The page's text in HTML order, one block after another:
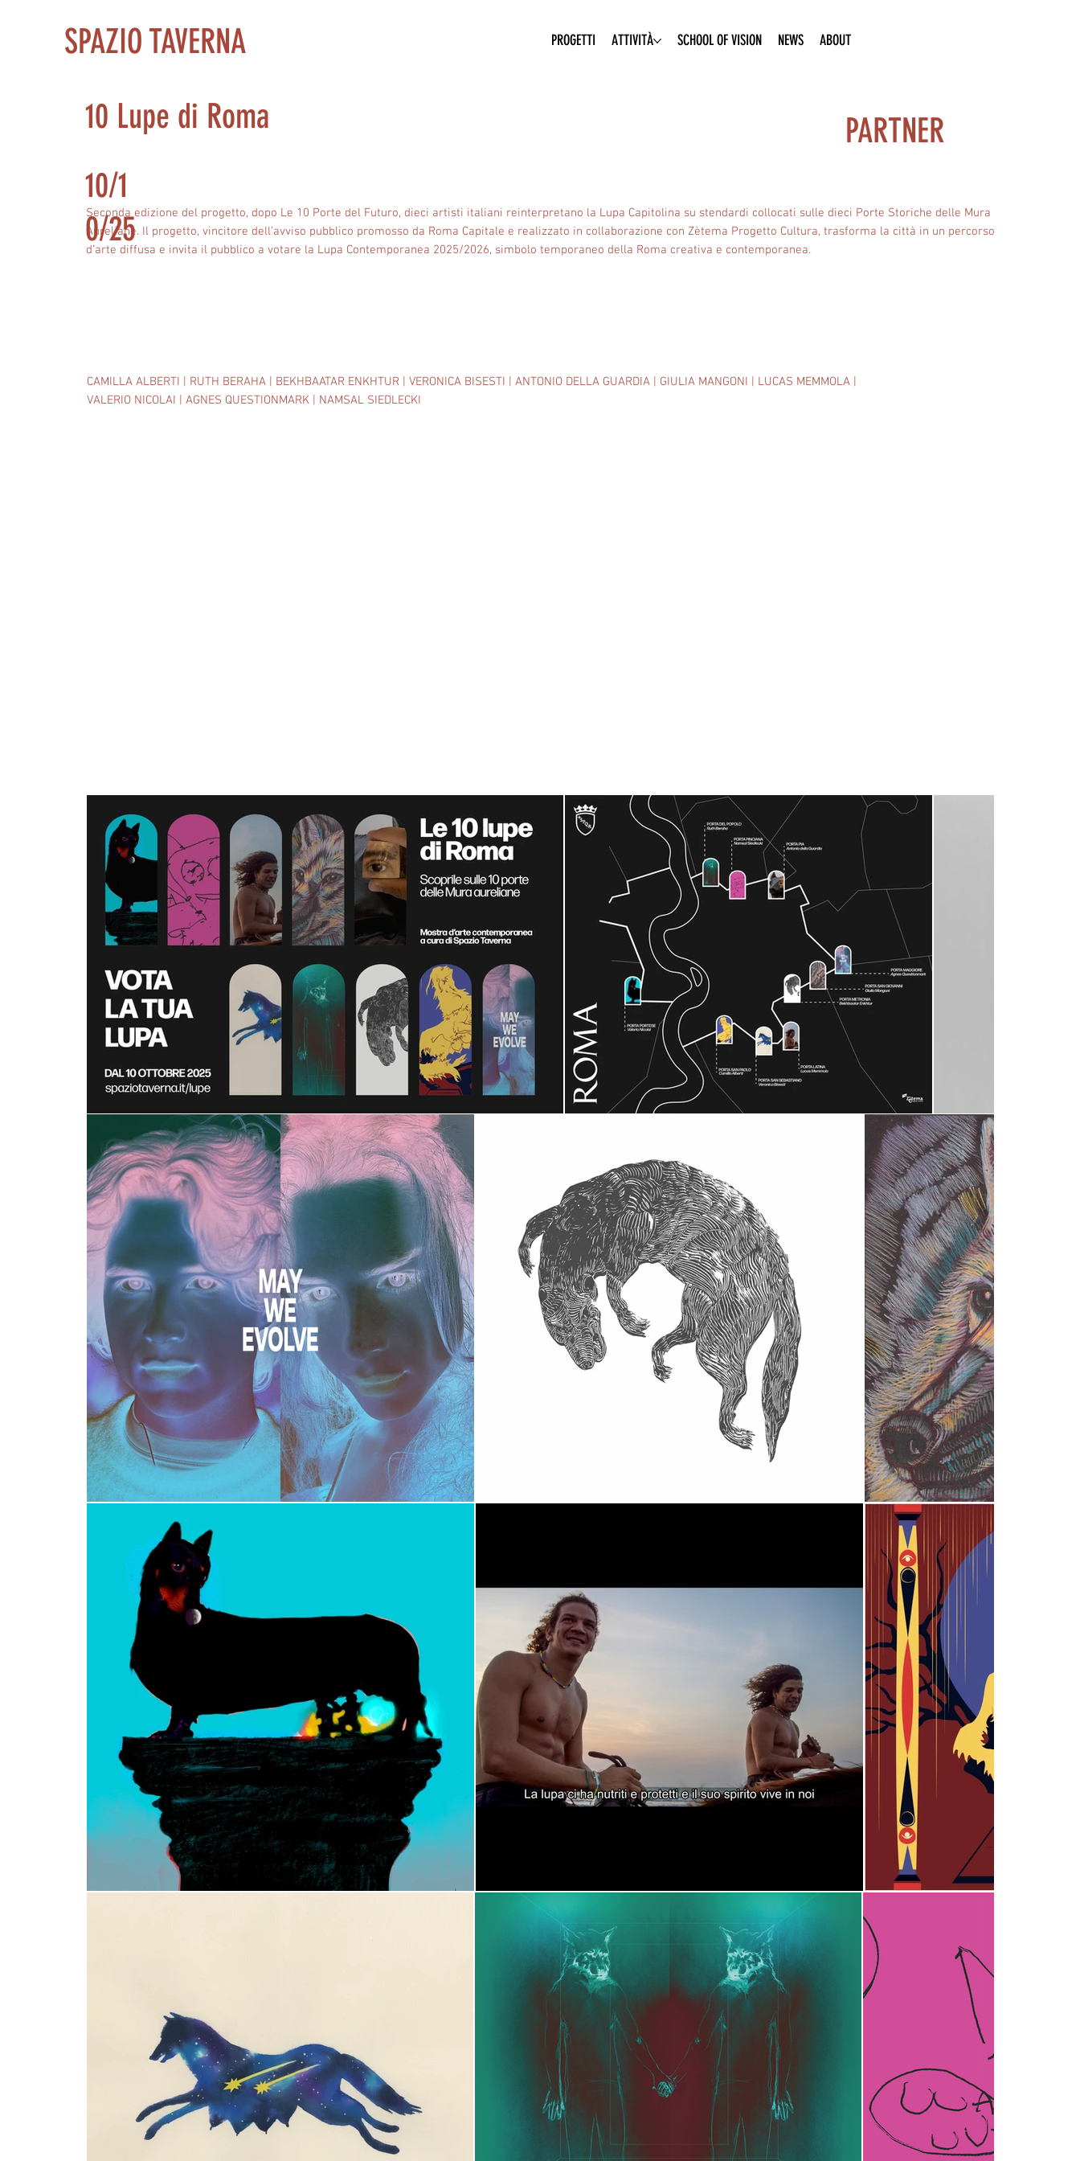
SPAZIO TAVERNA PROGETTI ATTIVITÀ SCHOOL OF VISION NEWS ABOUT
Seconda edizione del progetto, dopo Le 10 Porte del Futuro, dieci artisti italiani reinterpretano la Lupa Capitolina su stendardi collocati sulle dieci Porte Storiche delle Mura
Aureliane. Il progetto, vincitore dell’avviso pubblico promosso da Roma Capitale e realizzato in collaborazione con Zètema Progetto Cultura, trasforma la città in un percorso
d’arte diffusa e invita il pubblico a votare la Lupa Contemporanea 2025/2026, simbolo temporaneo della Roma creativa e contemporanea.
10 Lupe di Roma
10/1
0/25
CAMILLA ALBERTI | RUTH BERAHA | BEKHBAATAR ENKHTUR | VERONICA BISESTI | ANTONIO DELLA GUARDIA | GIULIA MANGONI | LUCAS MEMMOLA |
VALERIO NICOLAI | AGNES QUESTIONMARK | NAMSAL SIEDLECKI
PARTNER